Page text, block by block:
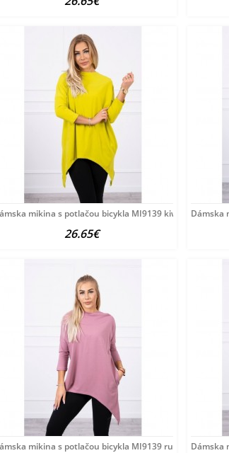
mikina s potlačou bicykla MI9139 kiwi
26.65€
Dámska
mikina s potlačou bicykla MI9139 ružováDámska